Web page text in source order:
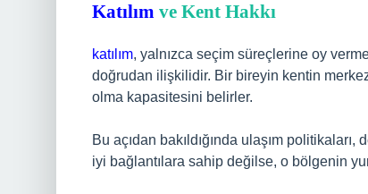
Katılım ve Kent Hakkı
katılım, yalnızca seçim süreçlerine oy
doğrudan ilişkilidir. Bir bireyin kentin
olma kapasitesini belirler.
Bu açıdan bakıldığında ulaşım
iyi bağlantılara sahip değilse, o bölgenin